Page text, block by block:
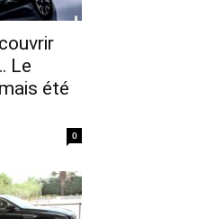
Le
été
0